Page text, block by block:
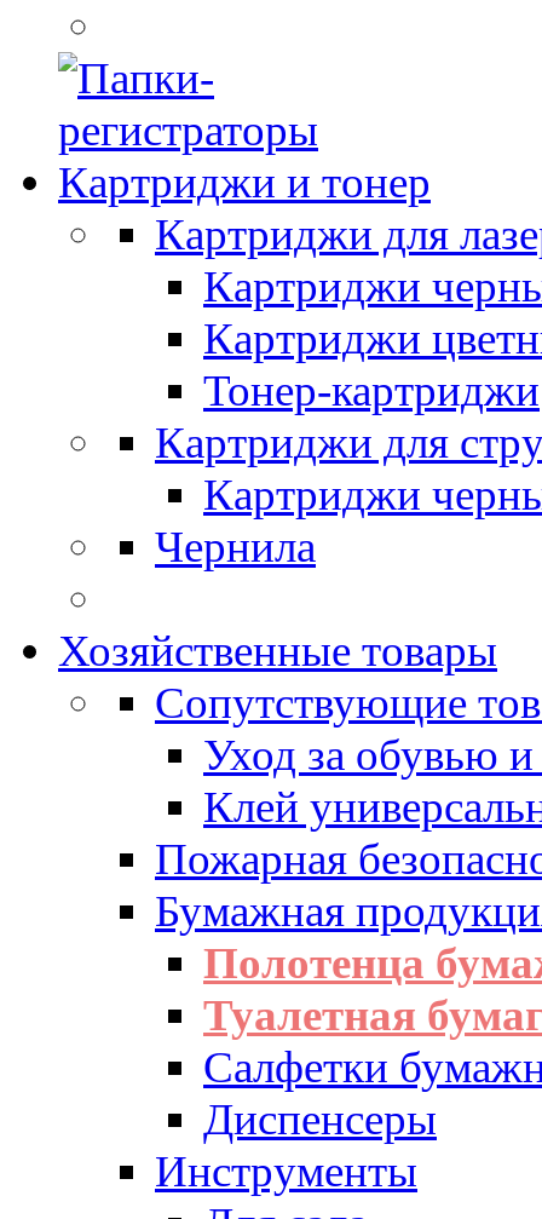
Картриджи и тонер
Картриджи для
Картриджи
Картриджи
Тонер-картриджи
Картриджи для
Картриджи
Чернила
Хозяйственные товары
Сопутствующие
Уход за обувью
Клей
Пожарная
Бумажная
Полотенца
Туалетная
Салфетки
Диспенсеры
Инструменты